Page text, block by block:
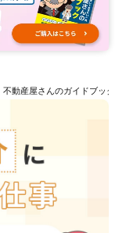
不動産屋さんのガイドブック